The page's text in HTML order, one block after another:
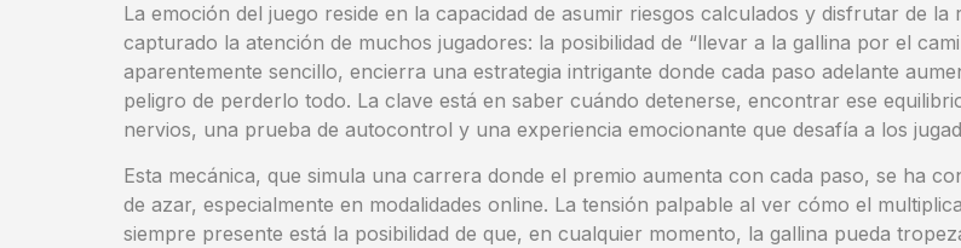
La emoción del juego reside en la capacidad de asumir riesgos calculados y disfrutar de
capturado la atención de muchos jugadores: la posibilidad de “llevar a la gallina por el
aparentemente sencillo, encierra una estrategia intrigante donde cada paso adelante
peligro de perderlo todo. La clave está en saber cuándo detenerse, encontrar ese
nervios, una prueba de autocontrol y una experiencia emocionante que desafía a los
Esta mecánica, que simula una carrera donde el premio aumenta con cada paso, se ha
de azar, especialmente en modalidades online. La tensión palpable al ver cómo el
siempre presente está la posibilidad de que, en cualquier momento, la gallina pueda